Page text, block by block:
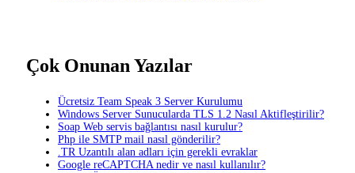
Çok Onunan Yazılar
Ücretsiz Team Speak 3 Server Kurulumu
Windows Server Sunucularda TLS 1.2 Nasıl Aktifleştirilir?
Soap Web servis bağlantısı nasıl kurulur?
Php ile SMTP mail nasıl gönderilir?
.TR Uzantılı alan adları için gerekli evraklar
Google reCAPTCHA nedir ve nasıl kullanılır?